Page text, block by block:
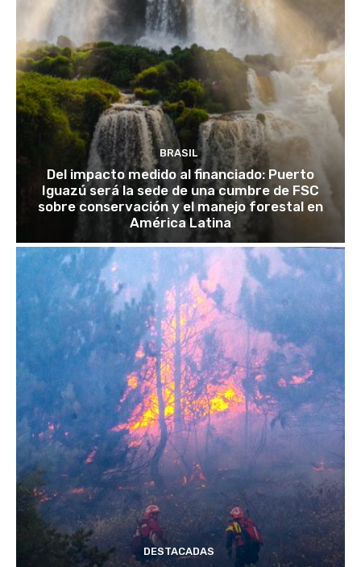
BRASIL
Del impacto medido al financiado: Puerto
Iguazú será la sede de una cumbre de FSC
sobre conservación y el manejo forestal en
América Latina
DESTACADAS